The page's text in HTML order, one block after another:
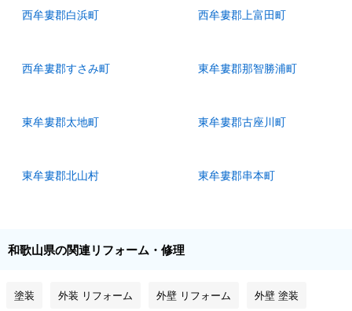
西牟婁郡白浜町 西牟婁郡上富田町
西牟婁郡すさみ町 東牟婁郡那智勝浦町
東牟婁郡太地町 東牟婁郡古座川町
東牟婁郡北山村 東牟婁郡串本町
和歌山県の関連リフォーム・修理
塗装 外装 リフォーム 外壁 リフォーム 外壁 塗装